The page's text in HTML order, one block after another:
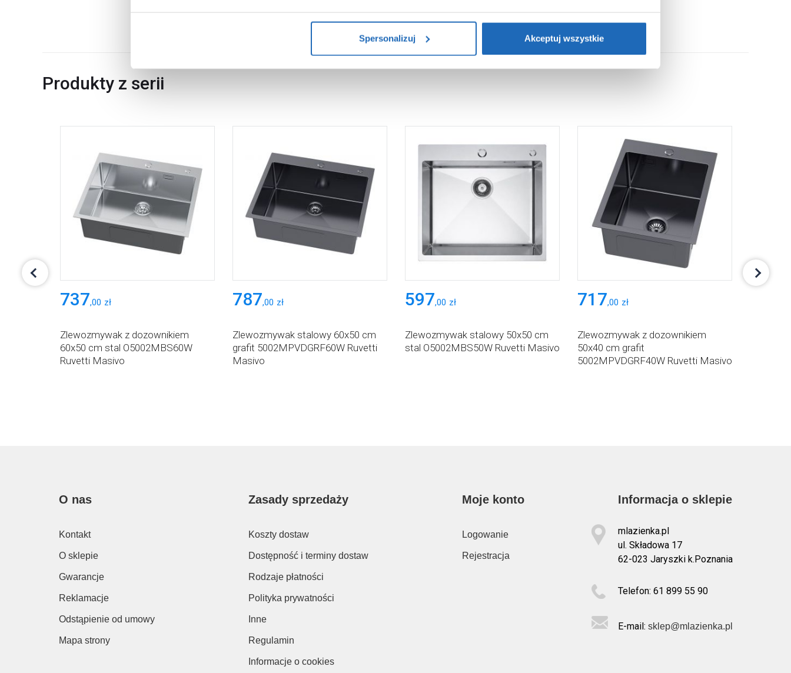
Aby uzyskać więcej informacji na temat plików plików cookie, kliknij „Ustawienia plików cookie”.Jeśli chcesz uzyskać
Spersonalizuj
Akceptuj wszystkie
Produkty z serii
737,00 zł
Zlewozmywak z dozownikiem
60x50 cm stal O5002MBS60W
Ruvetti Masivo
787,00 zł
Zlewozmywak stalowy 60x50 cm
grafit 5002MPVDGRF60W Ruvetti
Masivo
597,00 zł
Zlewozmywak stalowy 50x50 cm
stal O5002MBS50W Ruvetti Masivo
717,00 zł
Zlewozmywak z dozownikiem
50x40 cm grafit
5002MPVDGRF40W Ruvetti Masivo
O nas
Kontakt
O sklepie
Gwarancje
Reklamacje
Odstąpienie od umowy
Mapa strony
Zasady sprzedaży
Koszty dostaw
Dostępność i terminy dostaw
Rodzaje płatności
Polityka prywatności
Inne
Regulamin
Informacje o cookies
Moje konto
Logowanie
Rejestracja
Informacja o sklepie
mlazienka.pl
ul. Składowa 17
62-023 Jaryszki k.Poznania
Telefon: 61 899 55 90
E-mail: sklep@mlazienka.pl